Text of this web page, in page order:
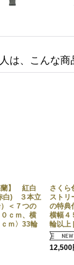
ｍ、奥行
]
幅４０
以上 [
11,000
は、こんな
蘭】 紅白
白) ３本立
＜７つの
ｃｍ、横
ｍ〉33輪
さくら
ストリ
の特典
横幅４
輪以上
12,500